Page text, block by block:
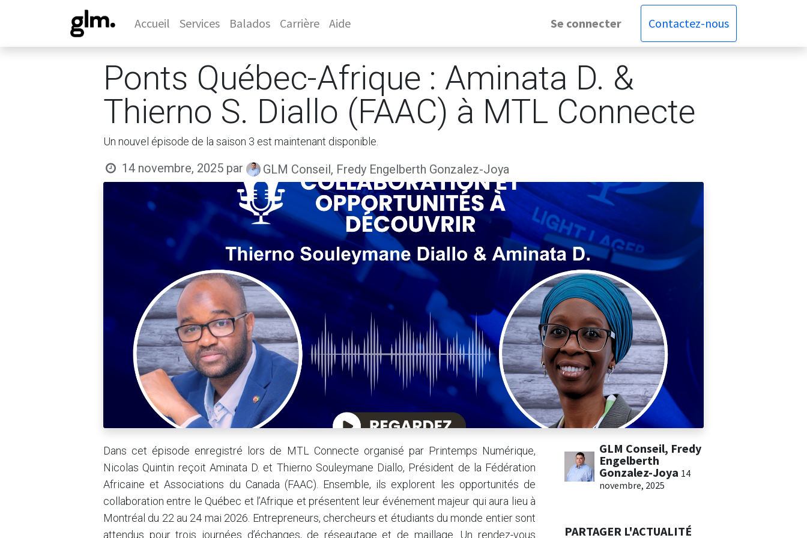
Accueil Services Balados Carrière Aide Se connecter Contactez-nous
Ponts Québec-Afrique : Aminata D. &
Thierno S. Diallo (FAAC) à MTL Connecte
Un nouvel épisode de la saison 3 est maintenant disponible.
14 novembre, 2025 par GLM Conseil, Fredy Engelberth Gonzalez-Joya
Dans cet épisode enregistré lors de MTL Connecte organisé par Printemps Numérique,
Nicolas Quintin reçoit Aminata D. et Thierno Souleymane Diallo, Président de la Fédération
Africaine et Associations du Canada (FAAC). Ensemble, ils explorent les opportunités de
collaboration entre le Québec et l’Afrique et présentent leur événement majeur qui aura lieu à
Montréal du 22 au 24 mai 2026. Entrepreneurs, chercheurs et étudiants du monde entier sont
attendus pour trois journées d’échanges, de réseautage et de maillage. Un rendez-vous
GLM Conseil, Fredy
Engelberth
Gonzalez-Joya 14
novembre, 2025
PARTAGER L'ACTUALITÉ